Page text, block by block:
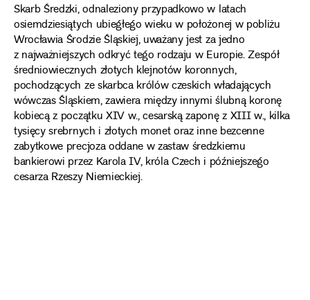
Skarb Średzki, odnaleziony przypadkowo w latach
osiemdziesiątych ubiegłego wieku w położonej w pobliżu
Wrocławia Środzie Śląskiej, uważany jest za jedno
z najważniejszych odkryć tego rodzaju w Europie. Zespół
średniowiecznych złotych klejnotów koronnych,
pochodzących ze skarbca królów czeskich władających
wówczas Śląskiem, zawiera między innymi ślubną koronę
kobiecą z początku XIV w., cesarską zaponę z XIII w., kilka
tysięcy srebrnych i złotych monet oraz inne bezcenne
zabytkowe precjoza oddane w zastaw średzkiemu
bankierowi przez Karola IV, króla Czech i późniejszego
cesarza Rzeszy Niemieckiej.